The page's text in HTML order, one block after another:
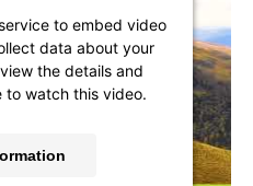
to embed video
data about your
the details and
watch this video.